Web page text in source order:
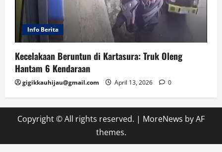
Info Berita
Kecelakaan Beruntun di Kartasura: Truk Oleng
Hantam 6 Kendaraan
gigikkauhijau@gmail.com April 13, 2026 0
Copyright © All rights reserved. | MoreNews by AF
themes.